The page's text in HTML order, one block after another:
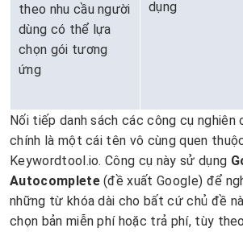
theo nhu cầu người
dùng có thể lựa
chọn gói tương
ứng
dụng
Nối tiếp danh sách các công cụ nghiên
chính là một cái tên vô cùng quen
Keywordtool.io. Công cụ này sử dụng
Autocomplete(đề xuất Google) để
những từ khóa dài cho bất cứ chủ đề
chọn bản miễn phí hoặc trả phí, tùy